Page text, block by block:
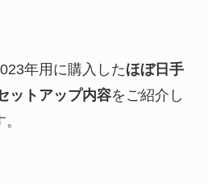
年用に購入したほぼ日手
ットアップ内容をご紹介し